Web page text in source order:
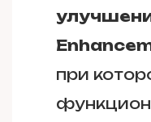
при